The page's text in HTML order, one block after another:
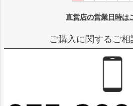
直営店の営業日時
ご購入に関するご相